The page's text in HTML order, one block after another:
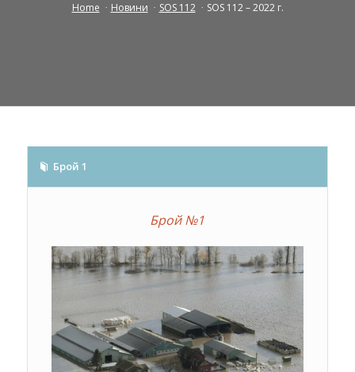
Home / Новини / SOS 112 / SOS 112 – 2022 г.
Брой 1
Брой №1